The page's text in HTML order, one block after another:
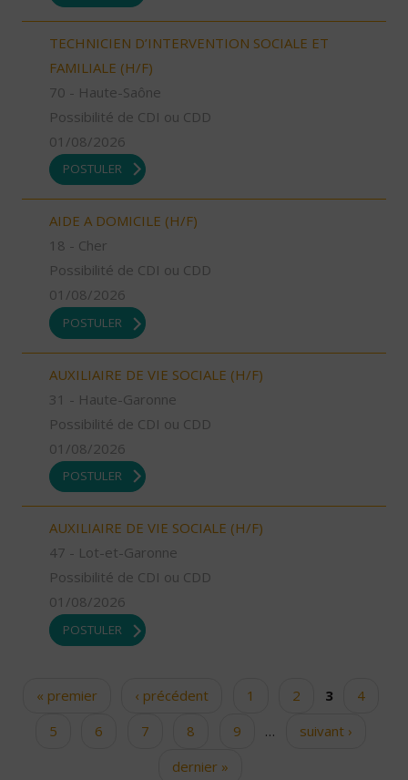
TECHNICIEN D’INTERVENTION SOCIALE ET
FAMILIALE (H/F)
70 - Haute-Saône
Possibilité de CDI ou CDD
01/08/2026
POSTULER
AIDE A DOMICILE (H/F)
18 - Cher
Possibilité de CDI ou CDD
01/08/2026
POSTULER
AUXILIAIRE DE VIE SOCIALE (H/F)
31 - Haute-Garonne
Possibilité de CDI ou CDD
01/08/2026
POSTULER
AUXILIAIRE DE VIE SOCIALE (H/F)
47 - Lot-et-Garonne
Possibilité de CDI ou CDD
01/08/2026
POSTULER
Pages« premier ‹ précédent 1 2 3
4
5
6 7 8 9 …
suivant ›
dernier »